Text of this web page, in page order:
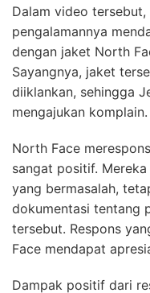
Dalam video
pengalamannya
dengan jaket North
Sayangnya, jaket
diiklankan, sehingga
mengajukan komplain.
North Face
sangat positif.
yang bermasalah,
dokumentasi tentang
tersebut. Respons
Face mendapat
Dampak positif dari